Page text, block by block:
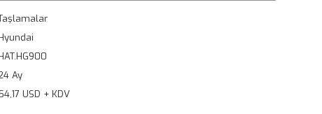
Ay
USD + KDV